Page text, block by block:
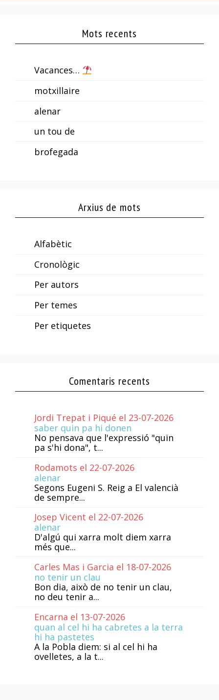
Mots recents
Vacances…
motxillaire
alenar
un tou de
brofegada
Arxius de mots
Alfabètic
Cronològic
Per autors
Per temes
Per etiquetes
Comentaris recents
Jordi Trepat i Piqué el 23-07-2026
saber quin pa hi donen
No pensava que l'expressió "quin
pa s'hi dona", t...
Rodamots el 22-07-2026
alenar
Segons Eugeni S. Reig a El valencià
de sempre...
Josep Vicent el 22-07-2026
alenar
D'algú qui xarra molt diem xarra
més que...
Carles Mas i Garcia el 18-07-2026
no tenir un clau
Bon dia, això de no tenir un clau,
no deu tenir a...
Encarna el 13-07-2026
quan al cel hi ha cabretes a la terra
hi ha pastetes
A la Pobla diem: si al cel hi ha
ovelletes, a la t...